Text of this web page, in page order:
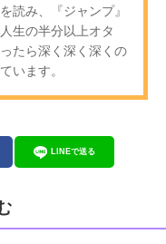
読み、『ジャンプ』
生の半分以上オタ
たら深く深く深くの
います。
LINEで送る